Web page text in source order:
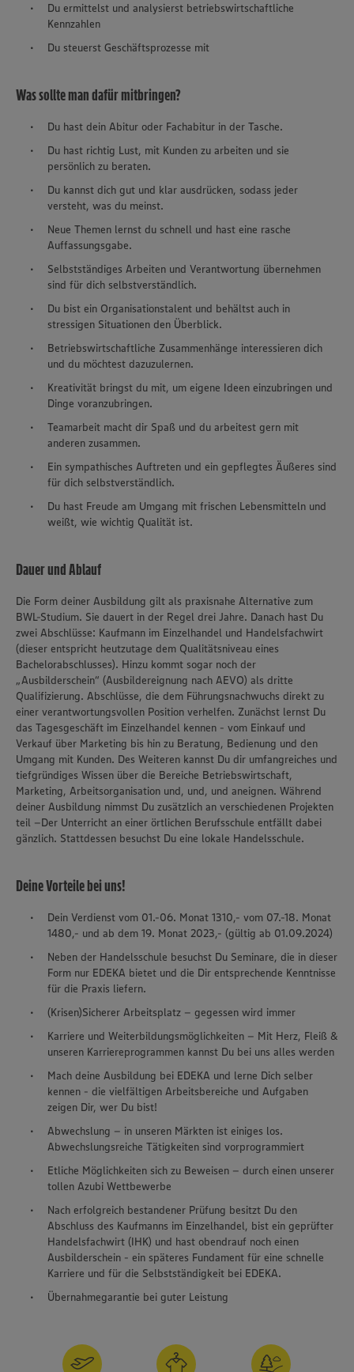
Wir setzen Cookies und andere Technologien ein, um Ihnen
ein bestmögliches Nutzungserlebnis unserer Website zu
Du ermittelst und analysierst betriebswirtschaftliche
Kennzahlen
Du steuerst Geschäftsprozesse mit
Was sollte man dafür mitbringen?
Du hast dein Abitur oder Fachabitur in der Tasche.
Du hast richtig Lust, mit Kunden zu arbeiten und sie
persönlich zu beraten.
Du kannst dich gut und klar ausdrücken, sodass jeder
versteht, was du meinst.
Neue Themen lernst du schnell und hast eine rasche
Auffassungsgabe.
Selbstständiges Arbeiten und Verantwortung übernehmen
sind für dich selbstverständlich.
Du bist ein Organisationstalent und behältst auch in
stressigen Situationen den Überblick.
Betriebswirtschaftliche Zusammenhänge interessieren dich
und du möchtest dazuzulernen.
Kreativität bringst du mit, um eigene Ideen einzubringen und
Dinge voranzubringen.
Teamarbeit macht dir Spaß und du arbeitest gern mit
anderen zusammen.
Ein sympathisches Auftreten und ein gepflegtes Äußeres sind
für dich selbstverständlich.
Du hast Freude am Umgang mit frischen Lebensmitteln und
weißt, wie wichtig Qualität ist.
Dauer und Ablauf
Die Form deiner Ausbildung gilt als praxisnahe Alternative zum
BWL-Studium. Sie dauert in der Regel drei Jahre. Danach hast Du
zwei Abschlüsse: Kaufmann im Einzelhandel und Handelsfachwirt
(dieser entspricht heutzutage dem Qualitätsniveau eines
Bachelorabschlusses). Hinzu kommt sogar noch der
„Ausbilderschein“ (Ausbildereignung nach AEVO) als dritte
Qualifizierung. Abschlüsse, die dem Führungsnachwuchs direkt zu
einer verantwortungsvollen Position verhelfen. Zunächst lernst Du
das Tagesgeschäft im Einzelhandel kennen - vom Einkauf und
Verkauf über Marketing bis hin zu Beratung, Bedienung und den
Umgang mit Kunden. Des Weiteren kannst Du dir umfangreiches und
tiefgründiges Wissen über die Bereiche Betriebswirtschaft,
Marketing, Arbeitsorganisation und, und, und aneignen. Während
deiner Ausbildung nimmst Du zusätzlich an verschiedenen Projekten
teil –Der Unterricht an einer örtlichen Berufsschule entfällt dabei
gänzlich. Stattdessen besuchst Du eine lokale Handelsschule.
Deine Vorteile bei uns!
Dein Verdienst vom 01.-06. Monat 1310,- vom 07.-18. Monat
1480,- und ab dem 19. Monat 2023,- (gültig ab 01.09.2024)
Neben der Handelsschule besuchst Du Seminare, die in dieser
Form nur EDEKA bietet und die Dir entsprechende Kenntnisse
für die Praxis liefern.
(Krisen)Sicherer Arbeitsplatz – gegessen wird immer
Karriere und Weiterbildungsmöglichkeiten – Mit Herz, Fleiß &
unseren Karriereprogrammen kannst Du bei uns alles werden
Mach deine Ausbildung bei EDEKA und lerne Dich selber
kennen - die vielfältigen Arbeitsbereiche und Aufgaben
zeigen Dir, wer Du bist!
Abwechslung – in unseren Märkten ist einiges los.
Abwechslungsreiche Tätigkeiten sind vorprogrammiert
Etliche Möglichkeiten sich zu Beweisen – durch einen unserer
tollen Azubi Wettbewerbe
Nach erfolgreich bestandener Prüfung besitzt Du den
Abschluss des Kaufmanns im Einzelhandel, bist ein geprüfter
Handelsfachwirt (IHK) und hast obendrauf noch einen
Ausbilderschein - ein späteres Fundament für eine schnelle
Karriere und für die Selbstständigkeit bei EDEKA.
Übernahmegarantie bei guter Leistung